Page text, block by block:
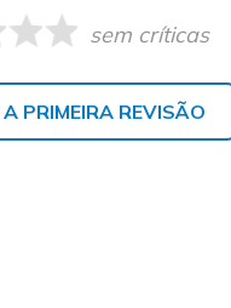
sem críticas
A PRIMEIRA REVISÃO